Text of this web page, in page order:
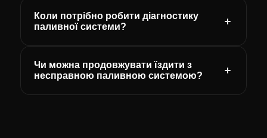
Коли потрібно робити діагностику
паливної системи?
Чи можна продовжувати їздити з
несправною паливною системою?